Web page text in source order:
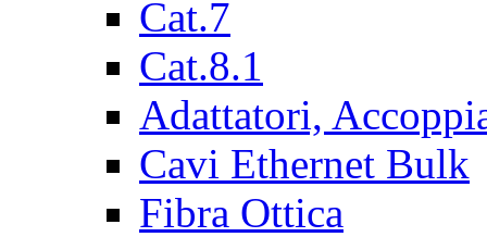
Cat.7
Cat.8.1
Adattatori,
Cavi Ethernet Bulk
Fibra Ottica